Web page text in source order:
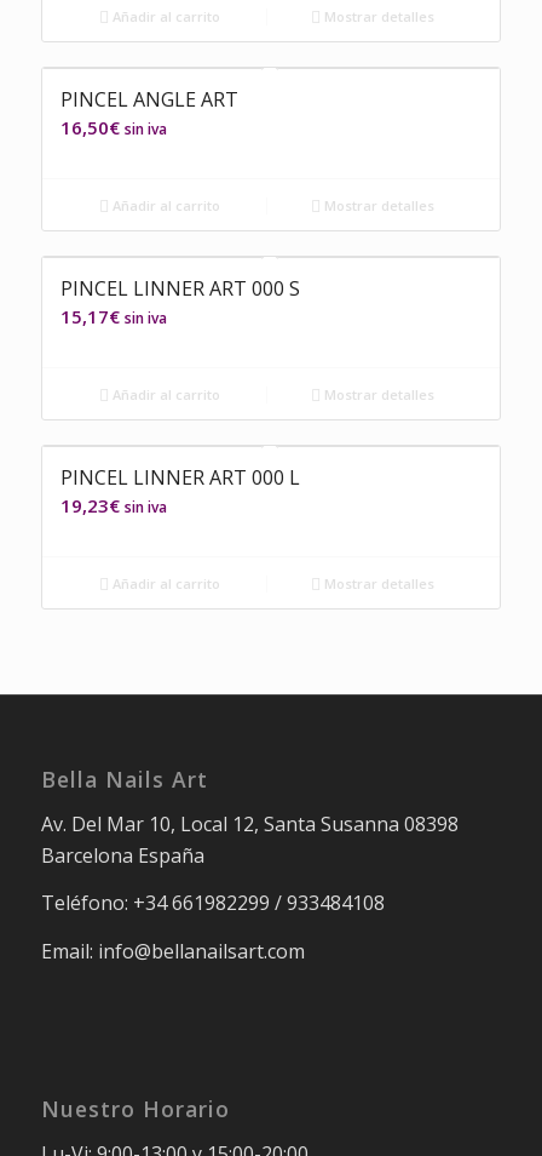
Añadir al carrito Mostrar detalles
PINCEL ANGLE ART
16,50€ sin iva
Añadir al carrito Mostrar detalles
PINCEL LINNER ART 000 S
15,17€ sin iva
Añadir al carrito Mostrar detalles
PINCEL LINNER ART 000 L
19,23€ sin iva
Añadir al carrito Mostrar detalles
Bella Nails Art
Av. Del Mar 10, Local 12, Santa Susanna 08398
Barcelona España
Teléfono: +34 661982299 / 933484108
Email: info@bellanailsart.com
Nuestro Horario